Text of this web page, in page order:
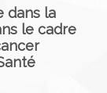
dans la
le cadre